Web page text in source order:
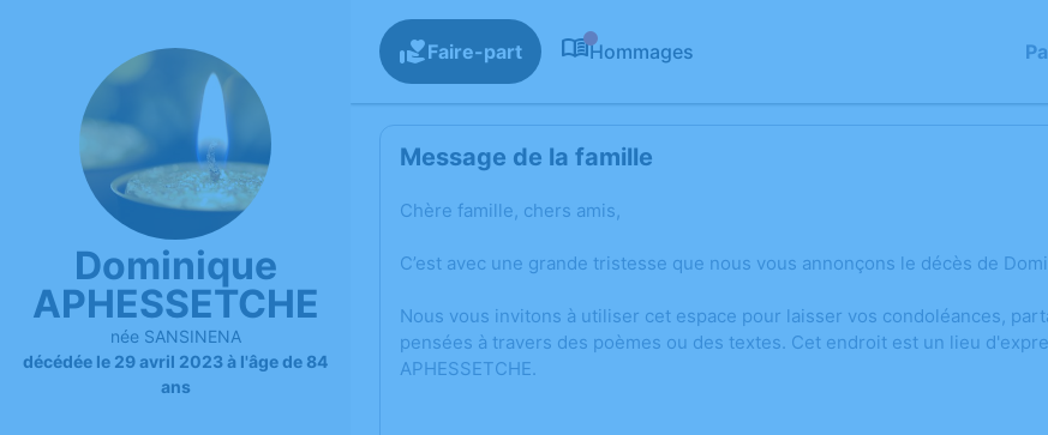
Dominique
APHESSETCHE
née SANSINENA
décédée le 29 avril 2023 à l'âge de 84
ans
Faire-part Hommages
Message de la famille
Chère famille, chers amis,
C’est avec une grande tristesse que nous vous annonçons le décès de
Nous vous invitons à utiliser cet espace pour laisser vos condoléances,
pensées à travers des poèmes ou des textes. Cet endroit est un lieu
APHESSETCHE.